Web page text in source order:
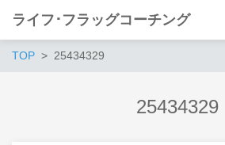
ライフ･フラッグコーチング
TOP 25434329
25434329